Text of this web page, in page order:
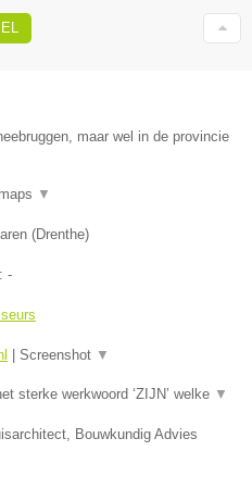
maar wel in de provincie
▼
(Drenthe)
-
| Screenshot ▼
sterke werkwoord ‘ZIJN’ welke ▼
Bouwkundig Advies